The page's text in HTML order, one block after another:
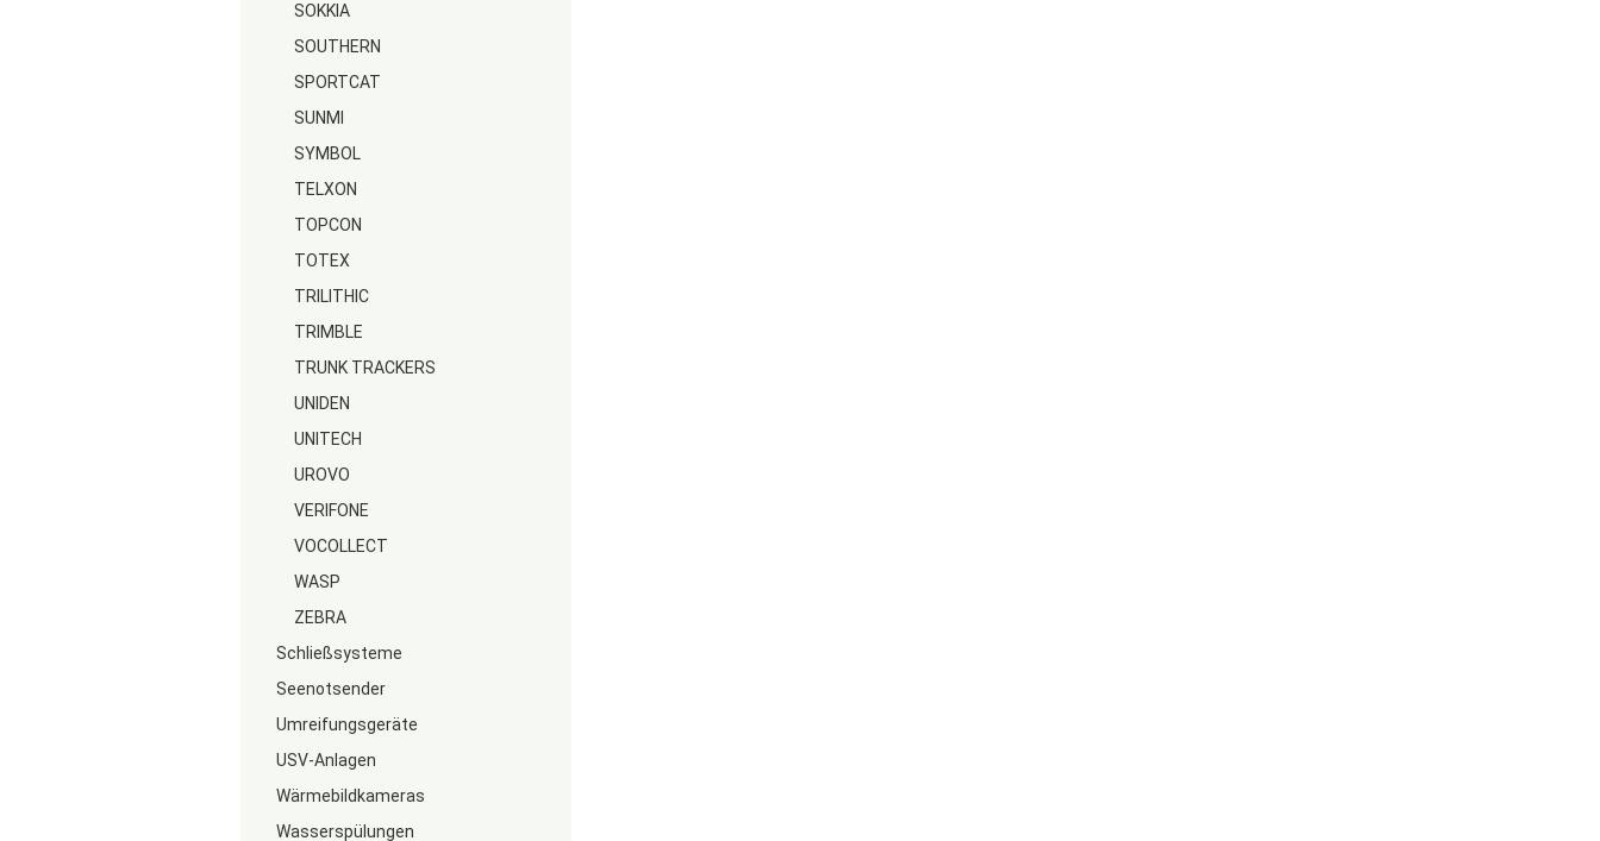
SOKKIA
SOUTHERN
SPORTCAT
SUNMI
SYMBOL
TELXON
TOPCON
TOTEX
TRILITHIC
TRIMBLE
TRUNK TRACKERS
UNIDEN
UNITECH
UROVO
VERIFONE
VOCOLLECT
WASP
ZEBRA
Schließsysteme
Seenotsender
Umreifungsgeräte
USV-Anlagen
Wärmebildkameras
Wasserspülungen